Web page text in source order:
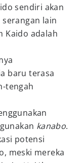
sendiri akan
lain
Kaido adalah
baru terasa
tengah
kanabo.
potensi
meski mereka